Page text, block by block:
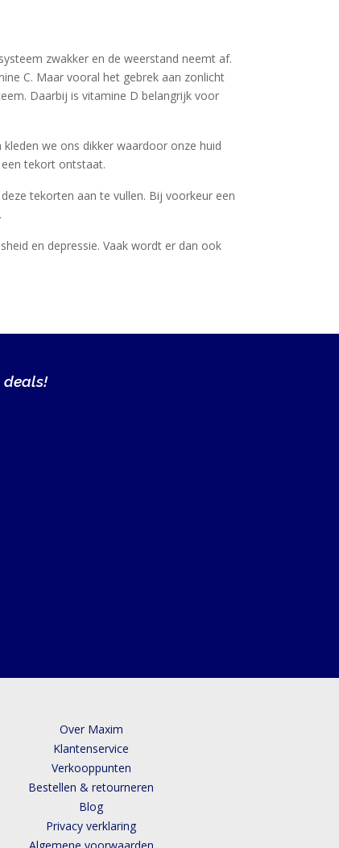
zwakker en de weerstand neemt af.
C. Maar vooral het gebrek aan zonlicht
Daarbij is vitamine D belangrijk voor
we ons dikker waardoor onze huid
tekort ontstaat.
tekorten aan te vullen. Bij voorkeur een
en depressie. Vaak wordt er dan ook
deals!
Over Maxim
Klantenservice
Verkooppunten
Bestellen & retourneren
Blog
Privacy verklaring